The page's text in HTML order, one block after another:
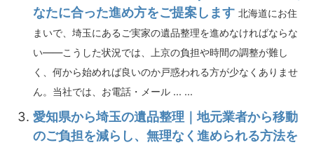
なたに合った進め方をご提案します 北海道にお住
まいで、埼玉にあるご実家の遺品整理を進めなければならな
い――こうした状況では、上京の負担や時間の調整が難し
く、何から始めれば良いのか戸惑われる方が少なくありませ
ん。当社では、お電話・メール ... ...
愛知県から埼玉の遺品整理｜地元業者から移動
のご負担を減らし、無理なく進められる方法を